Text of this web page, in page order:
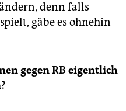
denn falls
gäbe es ohnehin
gegen RB eigentlich